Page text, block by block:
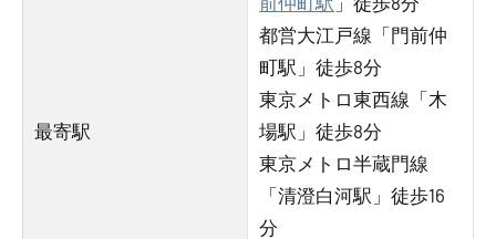
最寄駅
都営大江戸線「門前仲
町駅」徒歩8分
東京メトロ東西線「木
場駅」徒歩8分
東京メトロ半蔵門線
「清澄白河駅」徒歩16
分